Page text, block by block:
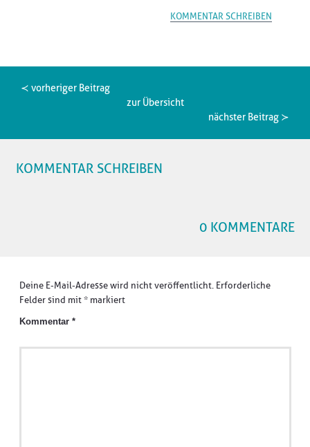
KOMMENTAR SCHREIBEN
≺ vorheriger Beitrag
zur Übersicht
nächster Beitrag ≻
KOMMENTAR SCHREIBEN
0 KOMMENTARE
Deine E-Mail-Adresse wird nicht veröffentlicht. Erforderliche
Felder sind mit *markiert
Kommentar *